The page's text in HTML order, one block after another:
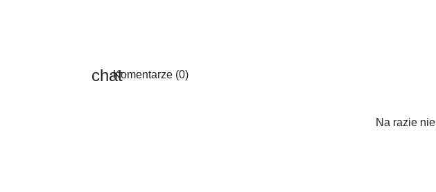
Komentarze (0)
Na razie